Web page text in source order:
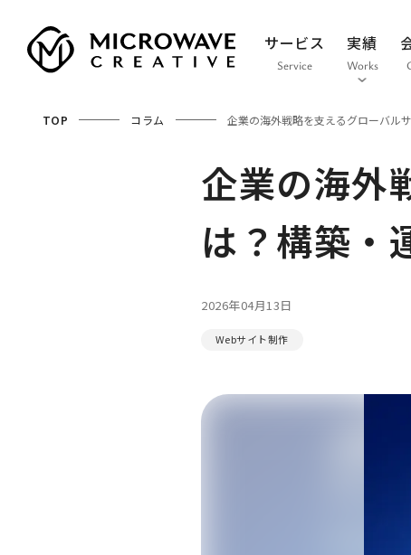
サービス
Service
実績
Works
TOP コラム 企業の海外戦略を支えるグローバル
企業の海外
は？構築・
2026年04月13日
Webサイト制作